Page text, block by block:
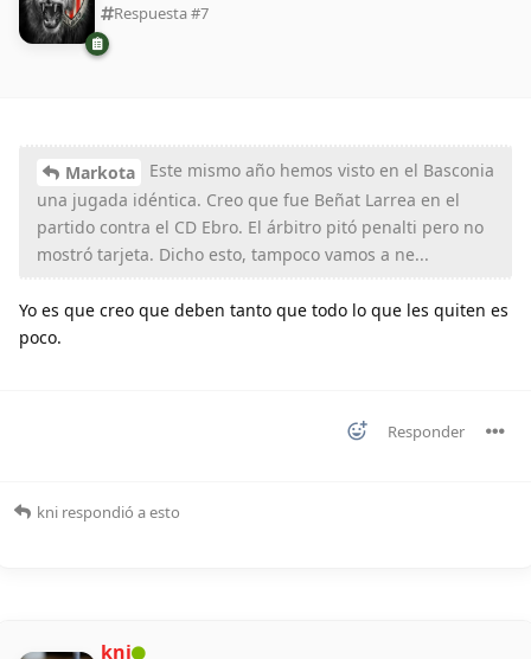
Respuesta #7
Markota
Este mismo año hemos visto en el Basconia
una jugada idéntica. Creo que fue Beñat Larrea en el
partido contra el CD Ebro. El árbitro pitó penalti pero no
mostró tarjeta. Dicho esto, tampoco vamos a ne...
Yo es que creo que deben tanto que todo lo que les quiten es
poco.
Responder
kni respondió a esto
kni